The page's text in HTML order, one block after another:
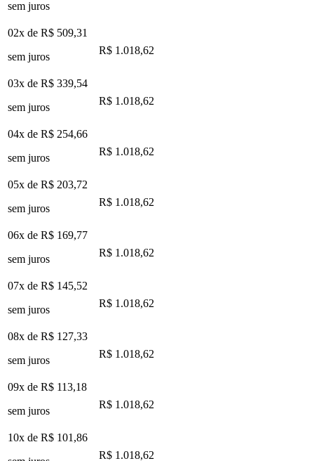
sem juros
02x de R$ 509,31
sem juros
R$ 1.018,62
03x de R$ 339,54
sem juros
R$ 1.018,62
04x de R$ 254,66
sem juros
R$ 1.018,62
05x de R$ 203,72
sem juros
R$ 1.018,62
06x de R$ 169,77
sem juros
R$ 1.018,62
07x de R$ 145,52
sem juros
R$ 1.018,62
08x de R$ 127,33
sem juros
R$ 1.018,62
09x de R$ 113,18
sem juros
R$ 1.018,62
10x de R$ 101,86
R$ 1.018,62